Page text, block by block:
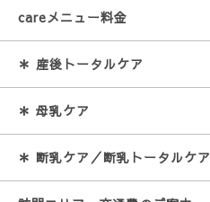
careメニュー料金
＊ 産後トータルケア
＊ 母乳ケア
＊ 断乳ケア／断乳トータルケア